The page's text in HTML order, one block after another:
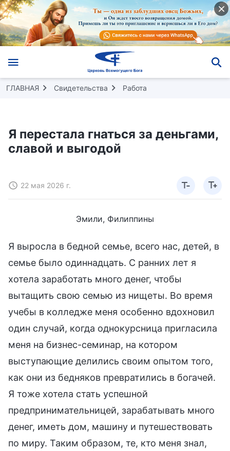
ГЛАВНАЯ Свидетельства Работа
Я перестала гнаться за деньгами,
славой и выгодой
22 мая 2026 г.
Эмили, Филиппины
Я выросла в бедной семье, всего нас, детей, в
семье было одиннадцать. С ранних лет я
хотела заработать много денег, чтобы
вытащить свою семью из нищеты. Во время
учебы в колледже меня особенно вдохновил
один случай, когда однокурсница пригласила
меня на бизнес-семинар, на котором
выступающие делились своим опытом того,
как они из бедняков превратились в богачей.
Я тоже хотела стать успешной
предпринимательницей, зарабатывать много
денег, иметь дом, машину и путешествовать
по миру. Таким образом, те, кто меня знал,